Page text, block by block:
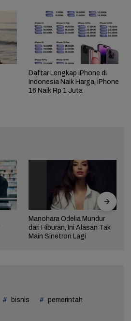
Daftar Lengkap iPhone di
Indonesia Naik Harga, iPhone
16 Naik Rp 1 Juta
Manohara Odelia Mundur
dari Hiburan, Ini Alasan Tak
Main Sinetron Lagi
bisnis pemerintah